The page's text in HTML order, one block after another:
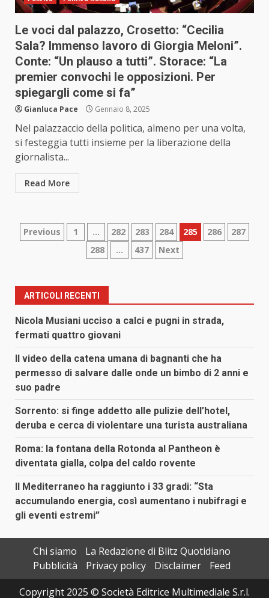
Le voci dal palazzo, Crosetto: “Cecilia
Sala? Immenso lavoro di Giorgia Meloni”.
Conte: “Un plauso a tutti”. Storace: “La
premier convochi le opposizioni. Per
spiegargli come si fa”
Gianluca Pace Gennaio 8, 2025
Nel palazzaccio della politica, almeno per una volta,
si festeggia tutti insieme per la liberazione della
giornalista...
Read More
Paginazione
articoli
Previous 1 … 282 283 284 285 286
287
288
… 437 Next
ARTICOLI RECENTI
Nicola Musiani ucciso a calci e pugni in strada,
fermati quattro giovani
Il video della catena umana di bagnanti che ha
permesso di salvare dalle onde un bimbo di 2 anni e
suo padre
Sorrento: si finge addetto alle pulizie dell’hotel,
deruba e cerca di violentare una turista australiana
Roma: la fontana della Rotonda al Pantheon è
diventata gialla, colpa del caldo rovente
Il Mediterraneo ha raggiunto i 33 gradi: “Sta
accumulando energia, così aumentano i nubifragi e
gli eventi estremi”
Chi siamo
La Redazione di Blitz Quotidiano
Pubblicità
Privacy policy Disclaimer
Feed
Copyright 2025 © Società Editrice Multimediale S.r.l.